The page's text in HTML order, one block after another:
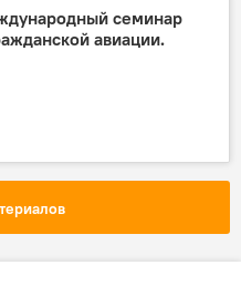
семинар
авиации.